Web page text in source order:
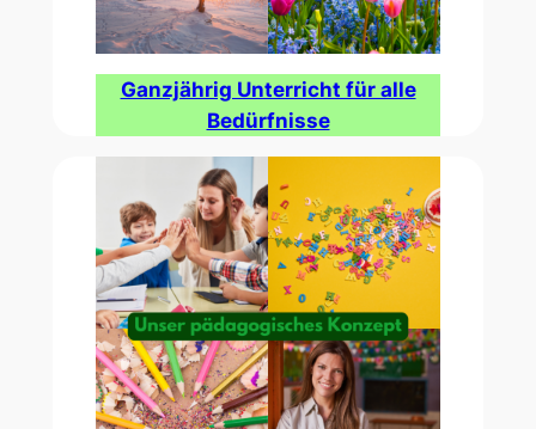
Ganzjährig Unterricht für alle
Bedürfnisse